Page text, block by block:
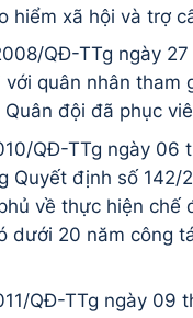
hiểm xã hội và trợ
QĐ-TTg ngày
quân nhân tham
đội đã phục
QĐ-TTg ngày 06
Quyết định số
về thực hiện chế
dưới 20 năm công
QĐ-TTg ngày 09